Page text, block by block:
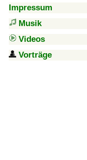
Impressum
Musik
Videos
Vorträge